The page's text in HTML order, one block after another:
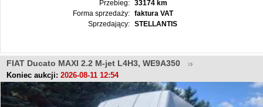
Przebieg:
33174 km
Forma sprzedaży:
faktura VAT
Sprzedający:
STELLANTIS
FIAT Ducato MAXI 2.2 M-jet L4H3, WE9A350
Koniec aukcji: 2026-08-11 12:54